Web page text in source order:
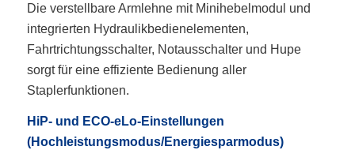
Die verstellbare Armlehne mit Minihebelmodul und
integrierten Hydraulikbedienelementen,
Fahrtrichtungsschalter, Notausschalter und Hupe
sorgt für eine effiziente Bedienung aller
Staplerfunktionen.
HiP- und ECO-eLo-Einstellungen
(Hochleistungsmodus/Energiesparmodus)